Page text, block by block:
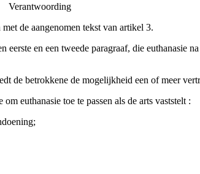
Verantwoording
de aangenomen tekst van artikel 3.
eerste en een tweede paragraaf, die euthanasie
de betrokkene de mogelijkheid een of meer
euthanasie toe te passen als de arts vaststelt :